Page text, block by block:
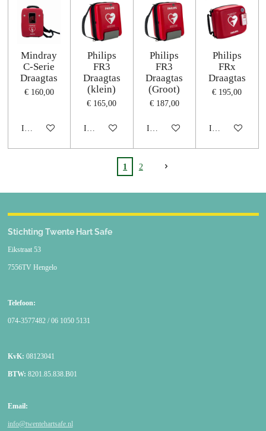
Mindray
C-Serie
Draagtas
€ 160,00
In winkelwagen
Philips
FR3
Draagtas
(klein)
€ 165,00
In winkelwagen
Philips
FR3
Draagtas
(Groot)
€ 187,00
In winkelwagen
Philips
FRx
Draagtas
€ 195,00
In winkelwagen
1 2
Stichting Twente Hart Safe
Eikstraat 53
7556TV Hengelo
Telefoon:
074-3577482 / 06 1050 5131
KvK: 08123041
BTW: 8201.85.838.B01
Email:
info@twentehartsafe.nl